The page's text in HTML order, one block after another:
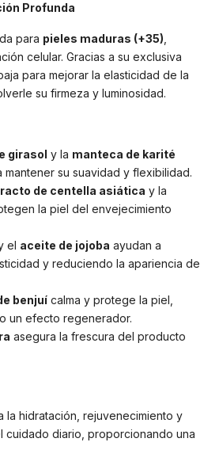
Profunda
para pieles maduras (+35)
celular. Gracias a su exclusiva
para mejorar la elasticidad de la
su firmeza y luminosidad.
girasol y la manteca de karité
su suavidad y flexibilidad.
de centella asiática y la
la piel del envejecimiento
el aceite de jojoba ayudan a
y reduciendo la apariencia de
benjuícalma y protege la piel,
un efecto regenerador.
asegura la frescura del producto
la hidratación, rejuvenecimiento y
cuidado diario, proporcionando una